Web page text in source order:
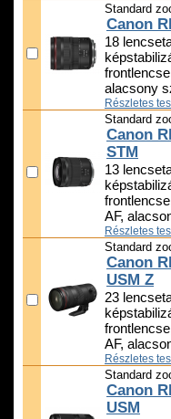
Standard
Canon
18
alacsony
Részletes
Standard
Canon
STM
13
AF,
Részletes
Standard
Canon
USM Z
23
AF,
Részletes
Standard
Canon
USM